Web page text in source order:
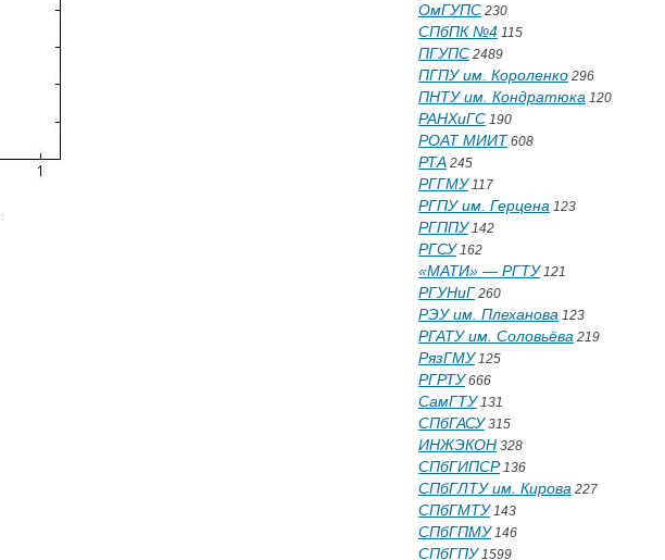
ОмГУПС 230
СПбПК №4 115
ПГУПС 2489
ПГПУ им. Короленко 296
ПНТУ им. Кондратюка 120
РАНХиГС 190
РОАТ МИИТ 608
РТА 245
РГГМУ117
РГПУ им. Герцена 123
РГППУ142
РГСУ162
«МАТИ» — РГТУ121
РГУНиГ 260
РЭУ им. Плеханова 123
РГАТУ им. Соловьёва 219
РязГМУ125
РГРТУ666
СамГТУ131
СПбГАСУ315
ИНЖЭКОН 328
СПбГИПСР136
СПбГЛТУ им. Кирова 227
СПбГМТУ143
СПбГПМУ146
СПбГПУ1599